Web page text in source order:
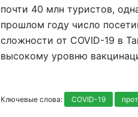
почти 40 млн туристов,
прошлом году число
сложности от COVID-19 в
высокому уровню
Ключевые слова: COVID-19